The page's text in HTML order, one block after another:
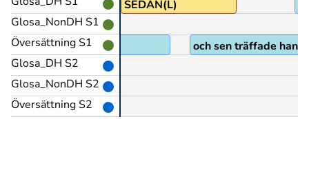
Glosa_NonDH S1
Översättning S1
Glosa_DH S2
Glosa_NonDH S2
Översättning S2
SEDAN(L)
och sen träffade han